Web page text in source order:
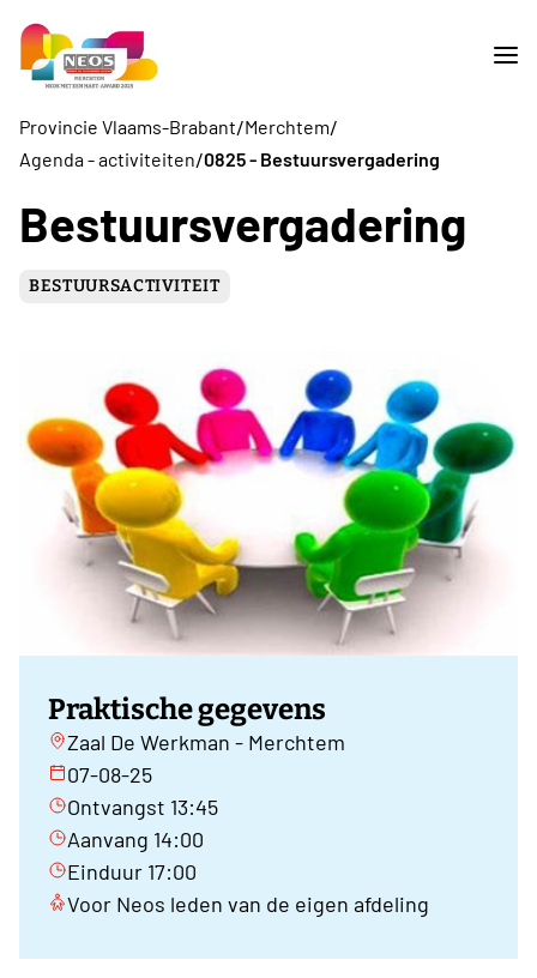
Provincie Vlaams-Brabant/Merchtem/
Agenda - activiteiten/0825 - Bestuursvergadering
Bestuursvergadering
BESTUURSACTIVITEIT
Praktische gegevens
Zaal De Werkman - Merchtem
07-08-25
Ontvangst 13:45
Aanvang 14:00
Einduur 17:00
Voor Neos leden van de eigen afdeling